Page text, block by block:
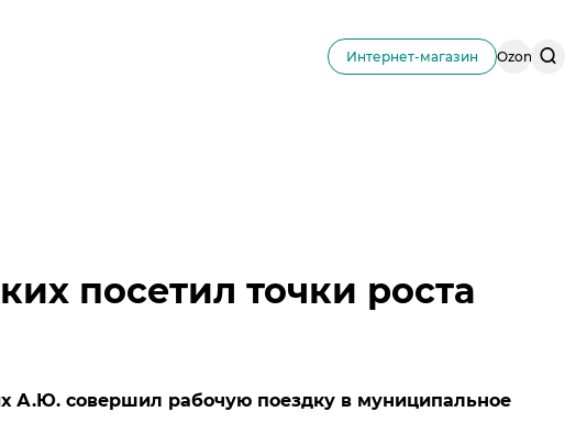
Интернет-магазин Ozon
посетил точки роста
А.Ю. совершил рабочую поездку в муниципальное